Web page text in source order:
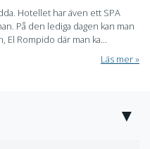
Hotellet har även ett SPA
På den lediga dagen kan man
Rompido där man ka...
Läs mer